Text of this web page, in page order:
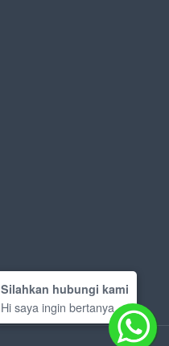
Silahkan hubungi kami
Hi saya ingin bertanya